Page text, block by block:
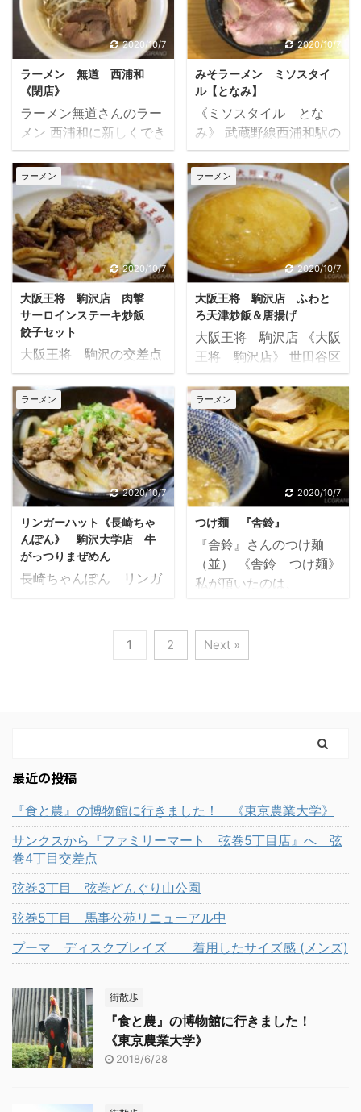
年以上ぶりの『スタミナ
ラーメン』 店内に入ると
まず目に入るのは座敷の
スペース。 ラーメン屋に
は珍 ...
で購入。 注文はあらかじ
めネットでみて「用賀ス
ペシャル」と決めていま
した。 のり6枚 チャーシ
ュー3枚 味玉1個 ...
や駒沢公園も近くにあ
り、利用者は多いのでは
ないでしょうか。 ちなみ
にスーパーの「西友」も
近くにあります。 さて、
大阪王将はよく利用させ
て頂いており、 以前牛も
カルビチャーハンは食べ
ていたのですが、 今回は
カルビを3倍に増量した
牛カルビチャーハンをい
ってみようと思います。
お値段は１，５５０
円！！ では、早速行って
みましょう。 肉撃のチャ
ーハン カルビ10倍もあ
る！？ 肉撃と ...
はボーリング場くらいで
すが、 探せばあるもので
すね、立派なラーメン屋
さんがありました。 ノー
マークだったエリアに早
速行ってみました。 《麺
処つむじ》 埼玉県さいた
ま市南区鹿手袋1-3-18 メ
ゾンド中浦和1階 満卓の
カウンター席 店内は広く
てラーメン屋というより
定食屋さんのような雰囲
気。 注文は口頭ではなく
食券機から購入。 席につ
き券を渡します。 この日
はカウンター席は ...
2020/10/7
ラーメン 無道 西浦和
《閉店》
ラーメン無道さんのラー
メン 西浦和に新しくでき
たラーメン屋さん。 《ラ
ーメン 無道》さん。 二
郎系のラーメンですが、
私はそんなに二郎系のラ
ーメンを食べたことはあ
りません。 記憶では1回
きりです。 さてお味はど
んなものでしょうか。 う
わさを聞きつけ早速行っ
てきました。 《ラーメ
ン 無道》 埼玉県さいた
ま市桜区田島2-17-10 ス
トイックなメニュー この
日はお昼の開店時間ぎり
ぎりの14：30手前にくら
いにお店に入りました。
券売機で食券を買いま
す。 メニューはラーメン
のみ。 その他は麺と肉の
調整と青森ニンニ ...
2020/10/7
みそラーメン ミソスタイ
ル【となみ】
《ミソスタイル とな
み》 武蔵野線西浦和駅の
みそラーメン専門店、
《となみ》さん。 メニュ
ーはみそのラーメンとつ
け麺のみ。 あとは麺の量
とトッピングだけで、ま
さにみそラーメンの専門
店です。 うわさを聞きつ
け食べてきました。
《ミソスタイル とな
み》 埼玉県さいたま市桜
区田島5-22-26 武蔵野線
西浦和駅から歩いて1分
ほど 西浦和でまさかの行
列！？ お店に入ったとき
は満卓でしたが、食券を
買い終わるころ丁度席が
空きスグに座ることがで
きました。 ですが、私が
座った後はスグに別のお
客さんが来店し、待 ...
ラーメン
2020/10/7
大阪王将 駒沢店 肉撃
サーロインステーキ炒飯
餃子セット
大阪王将 駒沢の交差点
にあります。 《大阪王
将 駒沢店》 世田谷区唯
一の大阪王将、駒沢店。
いつもお世話になってお
ります。 行くのが楽しみ
です。 今回は贅沢な新メ
ニュー『サーロインステ
ーキ炒飯』を試してみま
した。 《大阪王将 駒
沢店》 東京都世田谷区駒
沢2-17-9 新メニュー
サーロインステーキ炒飯
ュー ・「肉撃」 ・「大
阪王将史上最強炒
ラーメン
2020/10/7
大阪王将 駒沢店 ふわと
ろ天津炒飯＆唐揚げ
大阪王将 駒沢店 《大阪
王将 駒沢店》 世田谷区
で唯一の大阪王将です。
駒沢公園に続く駒沢の交
差点角にあります。 餃子
で有名な大阪王将です
が、ふわとろ天津炒飯と
唐揚げを注文しました。
《大阪王将 駒沢店》
東京都世田谷区駒沢2-
17-9 ふわとろ天津炒飯
大阪王将のふわとろ天津
炒飯 来ました。 まん丸
の卵にとろ～りとしたあ
レンゲで食べるのです
が、卵を割る感触がなん
ラーメン
2020/10/7
リンガーハット《長崎ちゃ
んぽん》 駒沢大学店 牛
がっつりまぜめん
長崎ちゃんぽん リンガ
ーハットの店頭 《リンガ
ん 駒沢大学店》 世田谷
区唯一のリンガーハット
名前の通り本当に野菜が
て、サラダラーメンのよ
うな感じです。 その野菜
たっぷりちゃんぽんを目
当てに駒沢大学店に足を
運んだのですが、 メニュ
ーを見ていたらもっと美
味しそうなものがあるで
はないですか。 それが、
『牛・がっつりまぜめ
ん』です！！ 《リンガー
ハット 長崎ち ...
ラーメン
2020/10/7
つけ麺 『舎鈴』
『舎鈴』さんのつけ麺
（並） 《舎鈴 つけ麺》
私が頂いたのは、
(並)630円のつけ麺で
を買うのですが、このや
り方も随分増えました。
にお金がなかったなどの
太麺、魚介がきいたあっ
さりとコクがあるスープ
私には丁度良いです。 他
のつけ麺ですとドロッと
したスープもある中、舎
鈴さんのは程よいとろみ
です。 ズズズとすすれ
1 2 Next »
最近の投稿
『食と農』の博物館に行きました！ 《東京農業大学》
サンクスから『ファミリーマート 弦巻5丁目店』へ 弦
巻4丁目交差点
弦巻3丁目 弦巻どんぐり山公園
弦巻5丁目 馬事公苑リニューアル中
プーマ ディスクブレイズ 着用したサイズ感 (メンズ)
街散歩
『食と農』の博物館に行きました！
《東京農業大学》
2018/6/28